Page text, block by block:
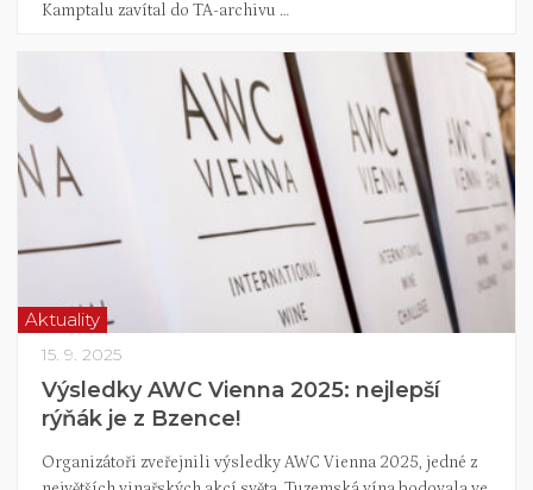
Kamptalu zavítal do TA-archivu …
Aktuality
15. 9. 2025
Výsledky AWC Vienna 2025: nejlepší
rýňák je z Bzence!
Organizátoři zveřejnili výsledky AWC Vienna 2025, jedné z